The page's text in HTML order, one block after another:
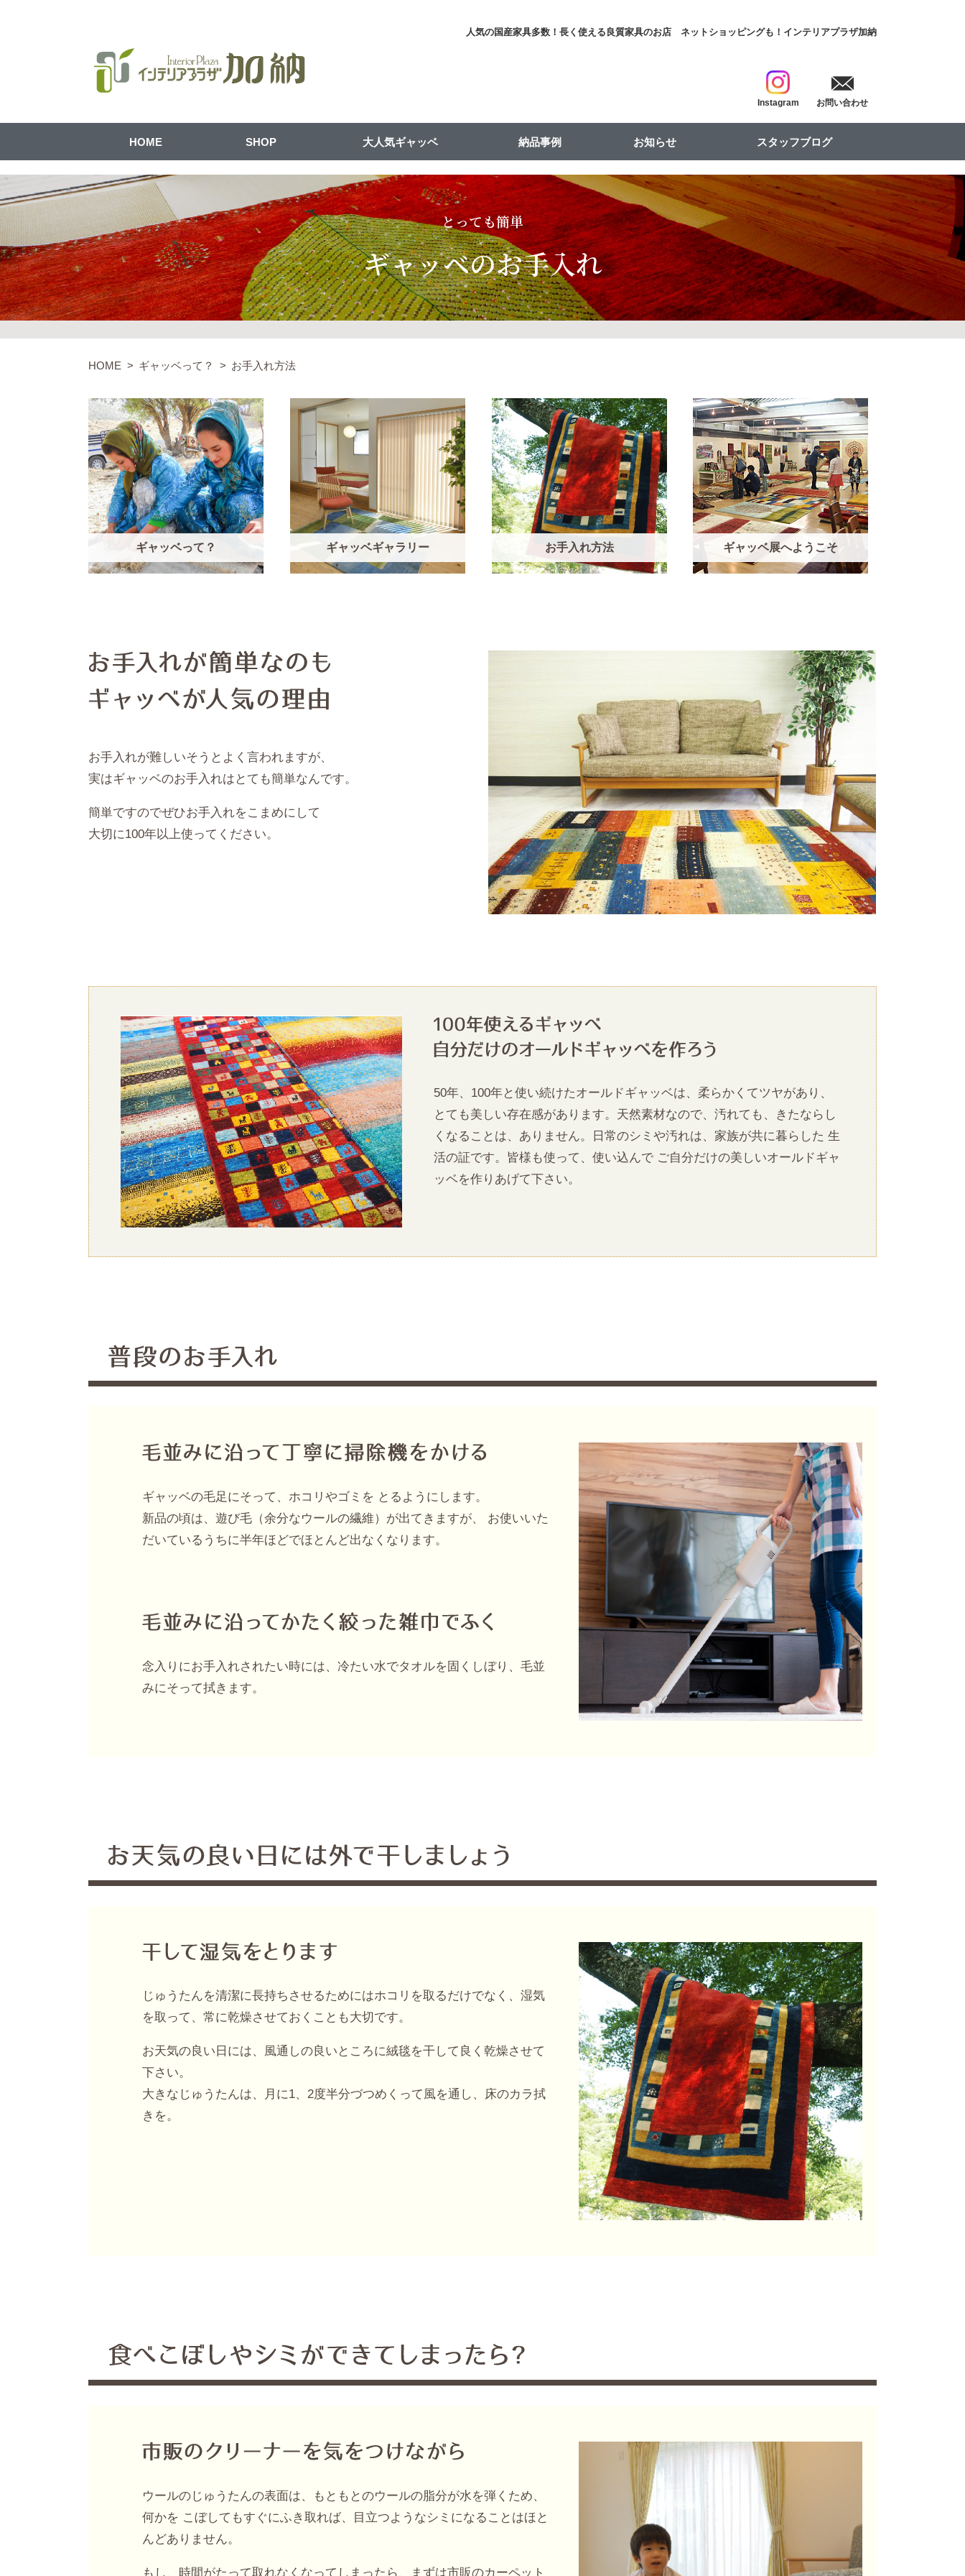
人気の国産家具多数！長く使える良質家具のお店 ネットショッピングも！インテリアプラザ加納
Instagram お問い合わせ
HOME SHOP 大人気ギャッベ 納品事例 お知らせ スタッフブログ
とっても簡単
ギャッベのお手入れ
HOME ギャッベって？ お手入れ方法
ギャッベって？ ギャッベギャラリー お手入れ方法 ギャッベ展へようこそ
お手入れが難しいそうとよく言われますが、
実はギャッベのお手入れはとても簡単なんです。
簡単ですのでぜひお手入れをこまめにして
大切に100年以上使ってください。
50年、100年と使い続けたオールドギャッベは、柔らかくてツヤがあり、
とても美しい存在感があります。天然素材なので、汚れても、きたならし
くなることは、ありません。日常のシミや汚れは、家族が共に暮らした 生
活の証です。皆様も使って、使い込んで ご自分だけの美しいオールドギャ
ッベを作りあげて下さい。
ギャッベの毛足にそって、ホコリやゴミを とるようにします。
新品の頃は、遊び毛（余分なウールの繊維）が出てきますが、 お使いいた
だいているうちに半年ほどでほとんど出なくなります。
念入りにお手入れされたい時には、冷たい水でタオルを固くしぼり、毛並
みにそって拭きます。
じゅうたんを清潔に長持ちさせるためにはホコリを取るだけでなく、湿気
を取って、常に乾燥させておくことも大切です。
お天気の良い日には、風通しの良いところに絨毯を干して良く乾燥させて
下さい。
大きなじゅうたんは、月に1、2度半分づつめくって風を通し、床のカラ拭
きを。
ウールのじゅうたんの表面は、もともとのウールの脂分が水を弾くため、
何かを こぼしてもすぐにふき取れば、目立つようなシミになることはほと
んどありません。
もし、時間がたって取れなくなってしまったら、まずは市販のカーペット